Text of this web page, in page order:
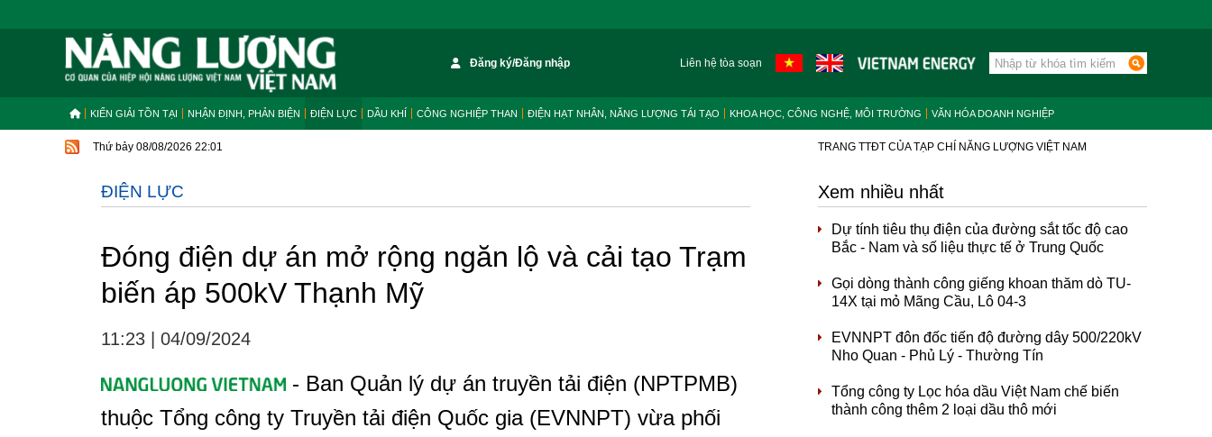
Đăng ký/Đăng nhập Liên hệ tòa soạn
KIẾN GIẢI TỒN TẠI NHẬN ĐỊNH, PHẢN BIỆN ĐIỆN LỰC DẦU KHÍ CÔNG NGHIỆP THAN ĐIỆN HẠT NHÂN, NĂNG LƯỢNG TÁI TẠO KHOA HỌC, CÔNG NGHỆ, MÔI TRƯỜNG VĂN HÓA DOANH NGHIỆP
Thứ bảy 08/08/2026 22:01 TRANG TTĐT CỦA TẠP CHÍ NĂNG LƯỢNG VIỆT NAM
ĐIỆN LỰC
Đóng điện dự án mở rộng ngăn lộ và cải tạo Trạm
biến áp 500kV Thạnh Mỹ
11:23 04/09/2024
- Ban Quản lý dự án truyền tải điện (NPTPMB)
thuộc Tổng công ty Truyền tải điện Quốc gia (EVNNPT) vừa phối
Xem nhiều nhất
Dự tính tiêu thụ điện của đường sắt tốc độ cao
Bắc - Nam và số liệu thực tế ở Trung Quốc
Gọi dòng thành công giếng khoan thăm dò TU-
14X tại mỏ Mãng Cầu, Lô 04-3
EVNNPT đôn đốc tiến độ đường dây 500/220kV
Nho Quan - Phủ Lý - Thường Tín
Tổng công ty Lọc hóa dầu Việt Nam chế biến
thành công thêm 2 loại dầu thô mới